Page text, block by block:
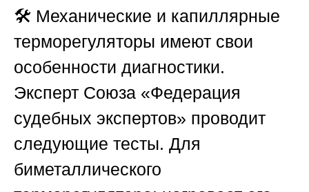
🛠️ Механические и капиллярные
терморегуляторы имеют свои
особенности диагностики.
Эксперт Союза «Федерация
судебных экспертов» проводит
следующие тесты. Для
биметаллического